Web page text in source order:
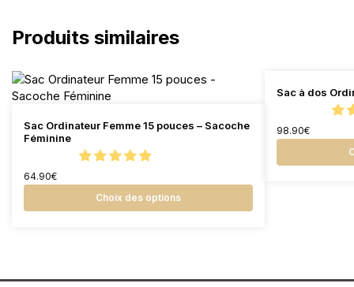
Produits similaires
Sac Ordinateur Femme 15 pouces – Sacoche
Féminine
64.90€
Choix des options
Sac à dos
98.90€